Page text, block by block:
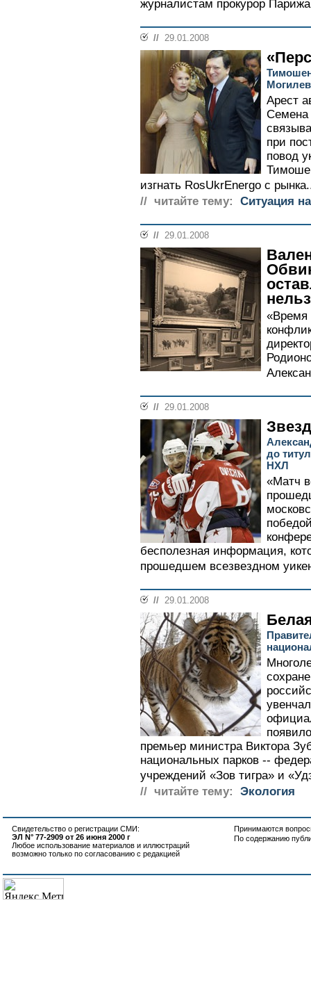
журналистам прокурор
// 29.01.2008
Арест
Семена
при
повод
изгнать RosUkrEnergo с
// читайте тему:
Ситуация
// 29.01.2008
«Время
// 29.01.2008
до
НХЛ
«Матч
бесполезная информация,
прошедшем всезвездном
// 29.01.2008
премьер министра Виктора
национальных парков --
учреждений «Зов тигра» и
// читайте тему:
Экология
Свидетельство о регистрации СМИ:
ЭЛ N° 77-2909 от 26 июня 2000 г
Любое использование материалов и иллюстраций
возможно только по согласованию с редакцией
Принимаются
По содержанию